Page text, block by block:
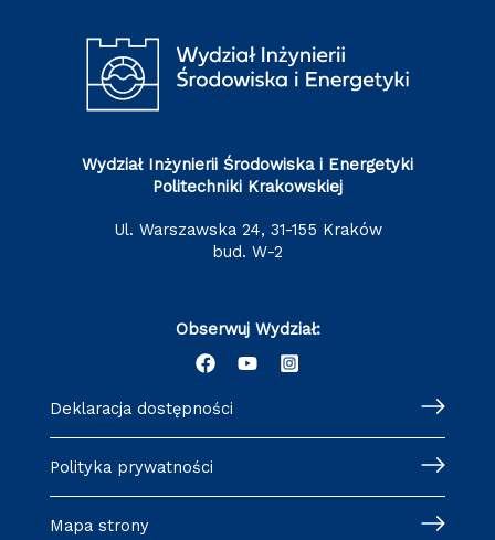
Wydział Inżynierii Środowiska i Energetyki
Politechniki Krakowskiej
ul. Warszawska 24, 31-155 Kraków
bud. W-2
Obserwuj Wydział:
Deklaracja dostępności
Polityka prywatności
Mapa strony